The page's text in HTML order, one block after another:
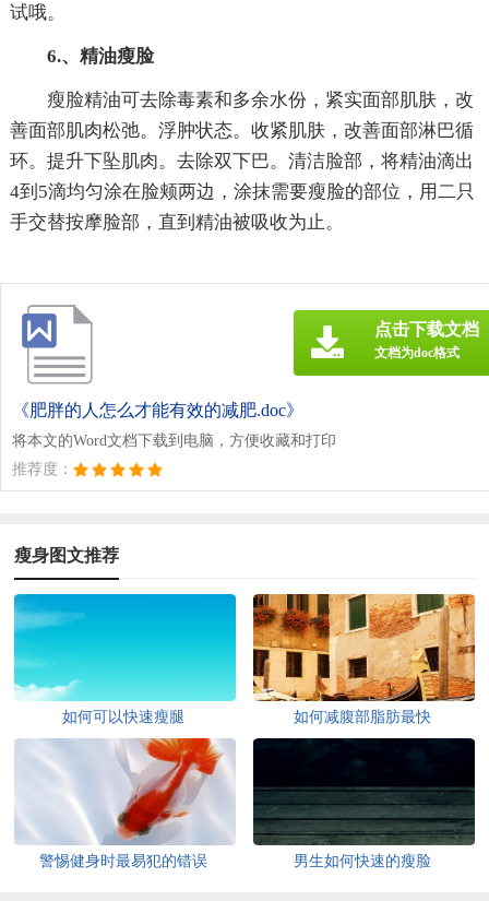
试哦。
6.、精油瘦脸
瘦脸精油可去除毒素和多余水份，紧实面部肌肤，改
善面部肌肉松弛。浮肿状态。收紧肌肤，改善面部淋巴循
环。提升下坠肌肉。去除双下巴。清洁脸部，将精油滴出
4到5滴均匀涂在脸颊两边，涂抹需要瘦脸的部位，用二只
手交替按摩脸部，直到精油被吸收为止。
《肥胖的人怎么才能有效的减肥.doc》
将本文的Word文档下载到电脑，方便收藏和打印
推荐度：
点击下载文档
文档为doc格式
瘦身图文推荐
如何可以快速瘦腿 如何减腹部脂肪最快
警惕健身时最易犯的错误 男生如何快速的瘦脸